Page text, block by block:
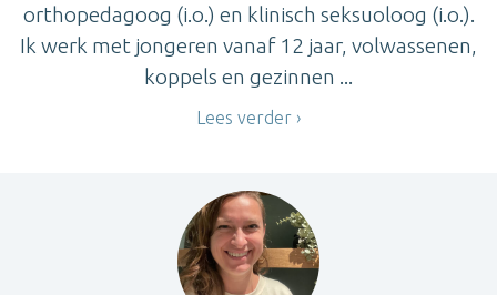
orthopedagoog (i.o.) en klinisch seksuoloog (i.o.).
Ik werk met jongeren vanaf 12 jaar, volwassenen,
koppels en gezinnen ...
Lees verder